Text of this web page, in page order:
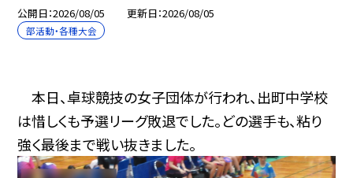
公開日 2026/08/05 更新日 2026/08/05
部活動・各種大会
本日、卓球競技の女子団体が行われ、出町中学校
は惜しくも予選リーグ敗退でした。どの選手も、粘り
強く最後まで戦い抜きました。